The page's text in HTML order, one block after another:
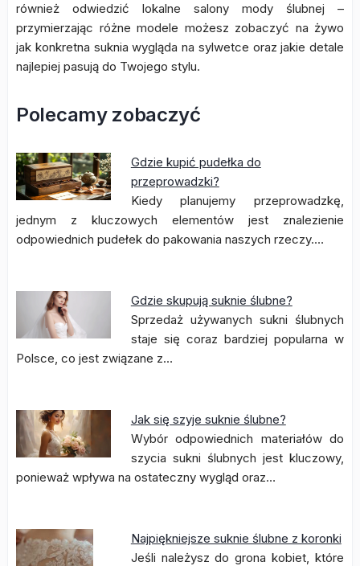
również odwiedzić lokalne salony mody ślubnej –
przymierzając różne modele możesz zobaczyć na żywo
jak konkretna suknia wygląda na sylwetce oraz jakie detale
najlepiej pasują do Twojego stylu.
Polecamy zobaczyć
Gdzie kupić pudełka do
przeprowadzki?
Kiedy planujemy przeprowadzkę,
jednym z kluczowych elementów jest znalezienie
odpowiednich pudełek do pakowania naszych rzeczy.…
Gdzie skupują suknie ślubne?
Sprzedaż używanych sukni ślubnych
staje się coraz bardziej popularna w
Polsce, co jest związane z…
Jak się szyje suknie ślubne?
Wybór odpowiednich materiałów do
szycia sukni ślubnych jest kluczowy,
ponieważ wpływa na ostateczny wygląd oraz…
Najpiękniejsze suknie ślubne z koronki
Jeśli należysz do grona kobiet, które